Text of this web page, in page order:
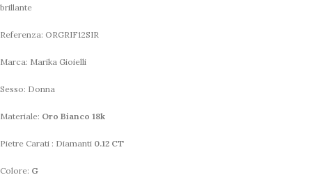
brillante
Referenza: ORGRIF12SIR
Marca: Marika Gioielli
Sesso: Donna
Materiale: Oro Bianco 18k
Pietre Carati : Diamanti 0.12 CT
Colore: G